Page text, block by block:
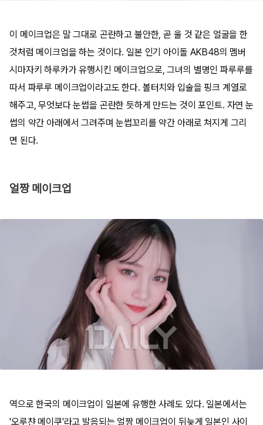
이 메이크업은 말 그대로 곤란하고 불안한, 곧 울 것 같은 얼굴을 한
것처럼 메이크업을 하는 것이다. 일본 인기 아이돌 AKB48의 멤버
시마자키 하루카가 유행시킨 메이크업으로, 그녀의 별명인 파루루를
따서 파루루 메이크업이라고도 한다. 볼터치와 입술을 핑크 계열로
해주고, 무엇보다 눈썹을 곤란한 듯하게 만드는 것이 포인트. 자연 눈
썹의 약간 아래에서 그려주며 눈썹꼬리를 약간 아래로 쳐지게 그리
면 된다.
얼짱 메이크업
역으로 한국의 메이크업이 일본에 유행한 사례도 있다. 일본에서는
'오루챤 메이쿠'라고 발음되는 얼짱 메이크업이 뒤늦게 일본인 사이